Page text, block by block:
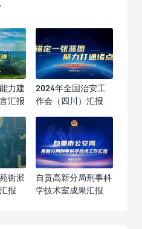
力建
汇报
2024年全国治安工
作会（四川）汇报
街派
报
自贡高新分局刑事科
学技术室成果汇报